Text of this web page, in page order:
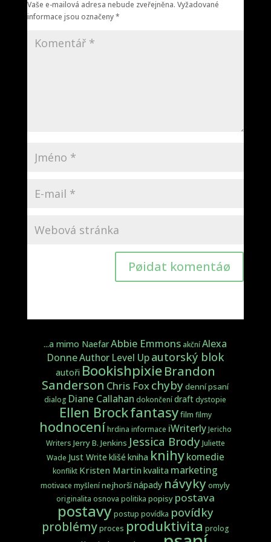
Vaše e-mailová adresa nebude zveřejněna. Vyžadované
informace jsou označeny*
Pøidat komentáø
...a mimo NaefarAbbie Emmons akční Alexa
DonneAuthor Level Upautorský blok
autoři BookishpixieBrandon
Sanderson Chris Foxchybydenní psaní
dialog Diane Callahan dokončení draft dystopie
Ellen Brockfantasyfilm filmy
hodnoceníhrdina informace iWriterlyJericho
Writers Jerry B. Jenkins Jessica BrodyJuliette
Wade Just Write klišé kniha knihykomedie
konflikt Kristen Martinkvalita marketing
motivace myšlení nejhoršínápady návyky omyly
originalita osnova politika popisy postava
postavy postup povídka povídky
problémyproces produktivita prolog